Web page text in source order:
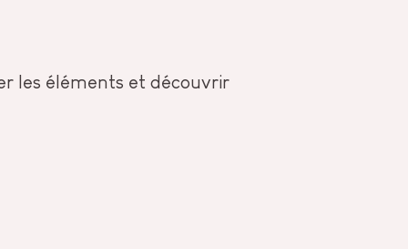
les éléments et découvrir